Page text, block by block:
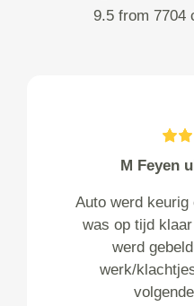
9.5 from 7704
M Feyen
Auto werd keurig
was op tijd
werd
werk/